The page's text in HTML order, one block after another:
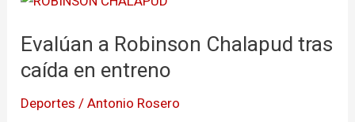
Evalúan a Robinson Chalapud tras
caída en entreno
Deportes /Antonio Rosero
Robinson
Chalapud
caída